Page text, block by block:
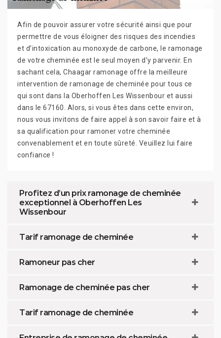
Afin de pouvoir assurer votre sécurité ainsi que pour
permettre de vous éloigner des risques des incendies
et d’intoxication au monoxyde de carbone, le ramonage
de votre cheminée est le seul moyen d’y parvenir. En
sachant cela, Chaagar ramonage offre la meilleure
intervention de ramonage de cheminée pour tous ce
qui sont dans la Oberhoffen Les Wissenbour et aussi
dans le 67160. Alors, si vous êtes dans cette environ,
nous vous invitons de faire appel à son savoir faire et à
sa qualification pour ramoner votre cheminée
convenablement et en toute sûreté. Veuillez lui faire
confiance !
Profitez d’un prix ramonage de cheminée
exceptionnel à Oberhoffen Les
Wissenbour
Tarif ramonage de cheminée
Ramoneur pas cher
Ramonage de cheminée pas cher
Tarif ramonage de cheminée